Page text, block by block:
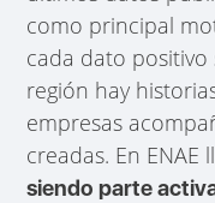
como principal
cada dato
región hay
empresas
creadas. En
siendo parte